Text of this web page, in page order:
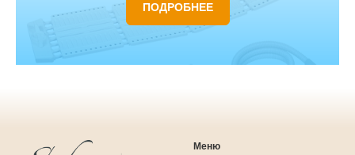
ПОДРОБНЕЕ
Меню